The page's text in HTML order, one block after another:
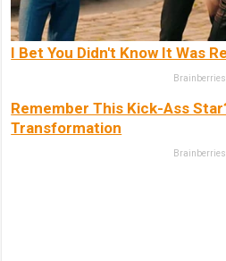
I Bet You Didn't Know It Was
Brainberries
Remember This Kick-Ass
Transformation
Brainberries